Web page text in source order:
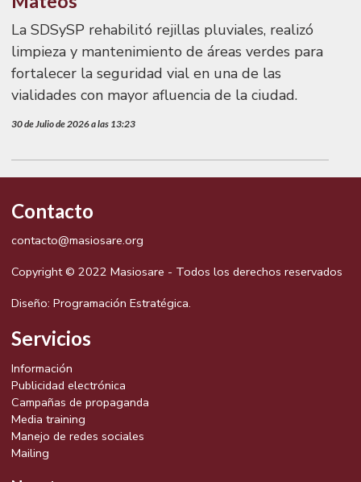
La SDSySP rehabilitó rejillas pluviales, realizó
limpieza y mantenimiento de áreas verdes para
fortalecer la seguridad vial en una de las
vialidades con mayor afluencia de la ciudad.
30 de Julio de 2026 a las 13:23
Contacto
contacto@masiosare.org
Copyright © 2022 Masiosare - Todos los derechos reservados
Diseño: Programación Estratégica.
Servicios
Información
Publicidad electrónica
Campañas de propaganda
Media training
Manejo de redes sociales
Mailing